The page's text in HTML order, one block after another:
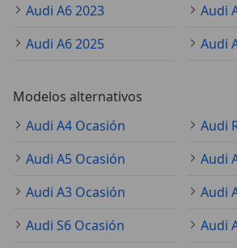
Audi A6 2023
Audi
Audi A6 2025
Audi
Modelos alternativos
Audi A4 Ocasión
Audi
Audi A5 Ocasión
Audi
Audi A3 Ocasión
Audi
Audi S6 Ocasión
Audi